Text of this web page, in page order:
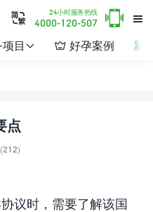

24小时服务热线
4000-120-507 

目   好孕案例 新
点
议时，需要了解该国